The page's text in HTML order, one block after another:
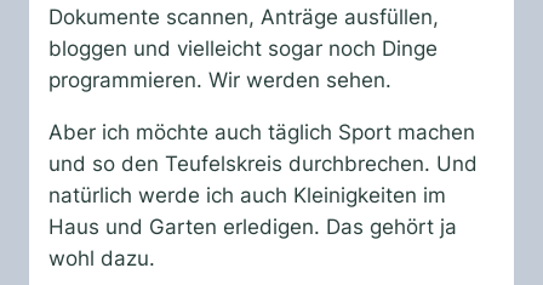
Dokumente scannen, Anträge ausfüllen,
bloggen und vielleicht sogar noch Dinge
programmieren. Wir werden sehen.
Aber ich möchte auch täglich Sport machen
und so den Teufelskreis durchbrechen. Und
natürlich werde ich auch Kleinigkeiten im
Haus und Garten erledigen. Das gehört ja
wohl dazu.